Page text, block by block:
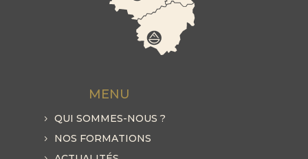
MENU
QUI SOMMES-NOUS ?
NOS FORMATIONS